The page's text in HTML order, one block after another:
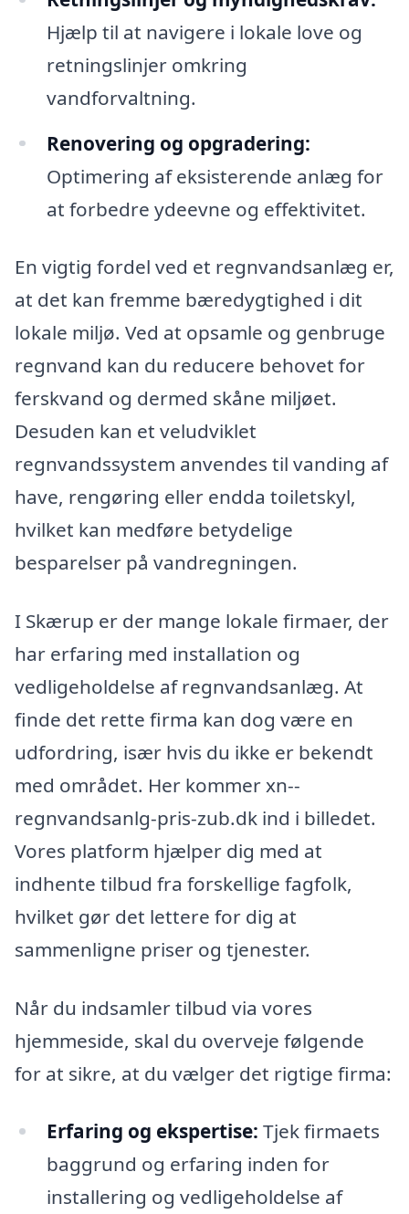
Hjælp til at navigere i lokale love og
retningslinjer omkring
vandforvaltning.
Renovering og opgradering:
Optimering af eksisterende anlæg for
at forbedre ydeevne og effektivitet.
En vigtig fordel ved et regnvandsanlæg er,
at det kan fremme bæredygtighed i dit
lokale miljø. Ved at opsamle og genbruge
regnvand kan du reducere behovet for
ferskvand og dermed skåne miljøet.
Desuden kan et veludviklet
regnvandssystem anvendes til vanding af
have, rengøring eller endda toiletskyl,
hvilket kan medføre betydelige
besparelser på vandregningen.
I Skærup er der mange lokale firmaer, der
har erfaring med installation og
vedligeholdelse af regnvandsanlæg. At
finde det rette firma kan dog være en
udfordring, især hvis du ikke er bekendt
med området. Her kommer xn--
regnvandsanlg-pris-zub.dk ind i billedet.
Vores platform hjælper dig med at
indhente tilbud fra forskellige fagfolk,
hvilket gør det lettere for dig at
sammenligne priser og tjenester.
Når du indsamler tilbud via vores
hjemmeside, skal du overveje følgende
for at sikre, at du vælger det rigtige firma:
Erfaring og ekspertise: Tjek firmaets
baggrund og erfaring inden for
installering og vedligeholdelse af